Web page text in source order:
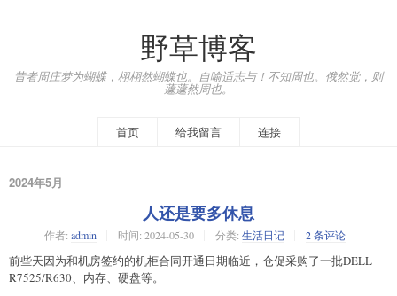
野草博客
昔者周庄梦为蝴蝶，栩栩然蝴蝶也。自喻适志与！不知周也。俄然觉，则
蘧蘧然周也。
首页 给我留言 连接
2024年5月
人还是要多休息
作者: admin 时间: 2024-05-30 分类: 生活日记 2 条评论
前些天因为和机房签约的机柜合同开通日期临近，仓促采购了一批DELL
R7525/R630、内存、硬盘等。